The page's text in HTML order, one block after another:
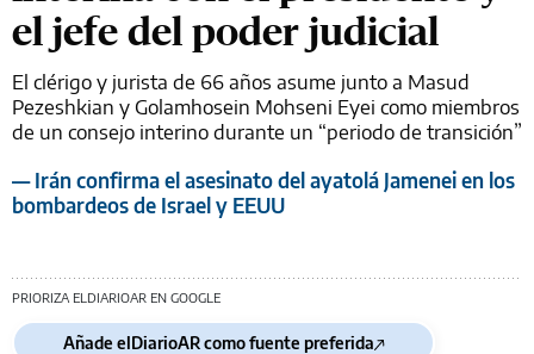
el jefe del poder judicial
El clérigo y jurista de 66 años asume junto a Masud
Pezeshkian y Golamhosein Mohseni Eyei como miembros
de un consejo interino durante un “periodo de transición”
— Irán confirma el asesinato del ayatolá Jamenei en los
bombardeos de Israel y EEUU
PRIORIZA ELDIARIOAR EN GOOGLE
Añade elDiarioAR como fuente preferida